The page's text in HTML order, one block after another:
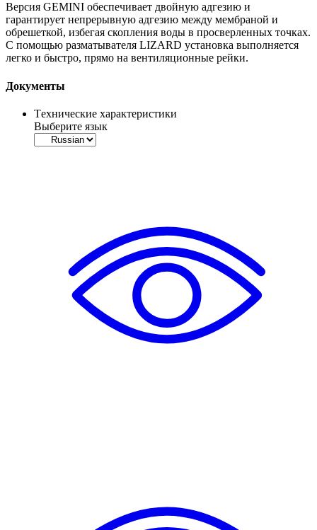
Версия GEMINI обеспечивает двойную адгезию и
гарантирует непрерывную адгезию между мембраной и
обрешеткой, избегая скопления воды в просверленных точках.
С помощью разматывателя LIZARD установка выполняется
легко и быстро, прямо на вентиляционные рейки.
Документы
Tехнические характеристики
Выберите язык